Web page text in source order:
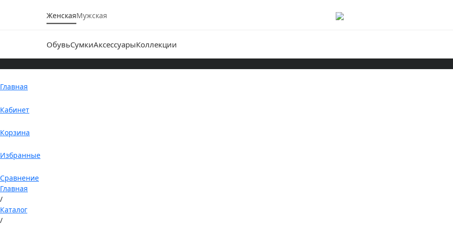
ЖенскаяМужская
ОбувьСумкиАксессуарыКоллекции
Главная
Кабинет
Корзина
Избранные
Сравнение
Главная
/
Каталог
/